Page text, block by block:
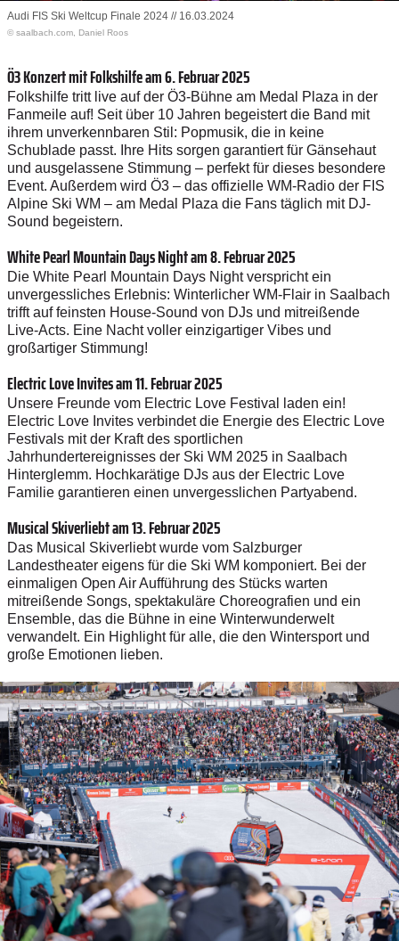
Audi FIS Ski Weltcup Finale 2024 // 16.03.2024
© saalbach.com, Daniel Roos
Ö3 Konzert mit Folkshilfe am 6. Februar 2025
Folkshilfe tritt live auf der Ö3-Bühne am Medal Plaza in der
Fanmeile auf! Seit über 10 Jahren begeistert die Band mit
ihrem unverkennbaren Stil: Popmusik, die in keine
Schublade passt. Ihre Hits sorgen garantiert für Gänsehaut
und ausgelassene Stimmung – perfekt für dieses besondere
Event. Außerdem wird Ö3 – das offizielle WM-Radio der FIS
Alpine Ski WM – am Medal Plaza die Fans täglich mit DJ-
Sound begeistern.
White Pearl Mountain Days Night am 8. Februar 2025
Die White Pearl Mountain Days Night verspricht ein
unvergessliches Erlebnis: Winterlicher WM-Flair in Saalbach
trifft auf feinsten House-Sound von DJs und mitreißende
Live-Acts. Eine Nacht voller einzigartiger Vibes und
großartiger Stimmung!
Electric Love Invites am 11. Februar 2025
Unsere Freunde vom Electric Love Festival laden ein!
Electric Love Invites verbindet die Energie des Electric Love
Festivals mit der Kraft des sportlichen
Jahrhundertereignisses der Ski WM 2025 in Saalbach
Hinterglemm. Hochkarätige DJs aus der Electric Love
Familie garantieren einen unvergesslichen Partyabend.
Musical Skiverliebt am 13. Februar 2025
Das Musical Skiverliebt wurde vom Salzburger
Landestheater eigens für die Ski WM komponiert. Bei der
einmaligen Open Air Aufführung des Stücks warten
mitreißende Songs, spektakuläre Choreografien und ein
Ensemble, das die Bühne in eine Winterwunderwelt
verwandelt. Ein Highlight für alle, die den Wintersport und
große Emotionen lieben.